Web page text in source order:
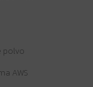
polvo
AWS